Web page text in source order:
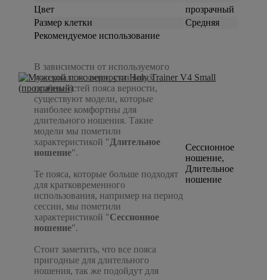
Цвет
прозрачный
Размер клетки
Средняя
Рекомендуемое использование
В зависимости от используемого
материала и конструктивных
особенностей пояса верности,
существуют модели, которые
наиболее комфортны для
длительного ношения. Такие
модели мы пометили
характеристикой "Длительное
ношение".
Те пояса, которые больше подходят
для кратковременного
использования, например на период
сессии, мы пометили
характеристикой "Сессионное
ношение".
Стоит заметить, что все пояса
пригодные для длительного
ношения, так же подойдут для
Сессионное
ношение,
Длительное
ношение